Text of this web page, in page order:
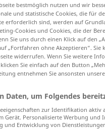
mouth
bestmöglich nutzen und wir
und statistische Cookies, die für
erforderlich sind, werden auf
Cookies und Cookies, die der
Sie uns durch einen Klick auf den
„Fortfahren ohne Akzeptieren“.
widerrufen. Wenn Sie weitere
Sie einfach auf den Button
entnehmen Sie ansonsten
Daten, um Folgendes
zur Identifikation aktiv
Personalisierte Werbung und
Entwicklung von